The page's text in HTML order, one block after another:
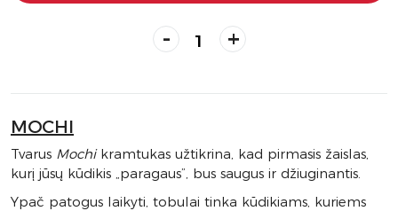
- +
MOCHI
Tvarus Mochi kramtukas užtikrina, kad pirmasis žaislas,
kurį jūsų kūdikis „paragaus”, bus saugus ir džiuginantis.
Ypač patogus laikyti, tobulai tinka kūdikiams, kuriems